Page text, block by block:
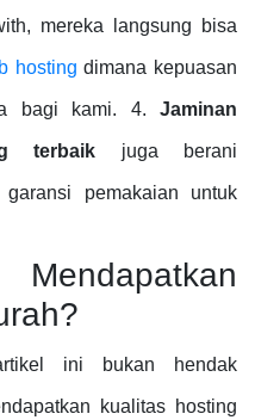
mereka langsung bisa
hosting dimana kepuasan
bagi kami. 4. Jaminan
terbaik juga berani
pemakaian untuk
ini bukan hendak
kualitas hosting